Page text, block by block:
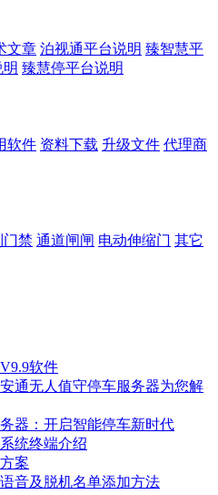
文章 泊视通平台说明 臻智慧平
臻慧停平台说明
软件 资料下载 升级文件 代理商
门禁 通道闸闸 电动伸缩门 其它
软件
通无人值守停车服务器为您解
器：开启智能停车新时代
统终端介绍
案
音及脱机名单添加方法